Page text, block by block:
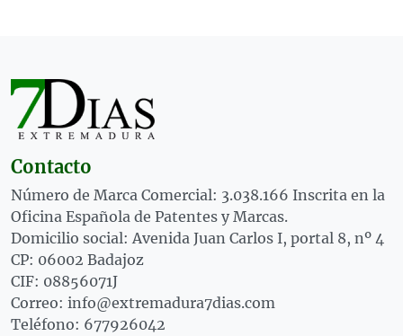
Contacto
Número de Marca Comercial: 3.038.166 Inscrita en la
Oficina Española de Patentes y Marcas.
Domicilio social: Avenida Juan Carlos I, portal 8, nº 4
CP: 06002 Badajoz
CIF: 08856071J
Correo: info@extremadura7dias.com
Teléfono: 677926042